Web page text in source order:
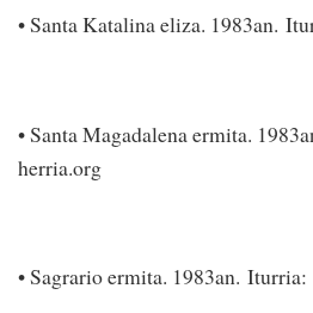
• Santa Katalina eliza. 1983an.
• Santa Magadalena ermita.
herria.org
• Sagrario ermita. 1983an.